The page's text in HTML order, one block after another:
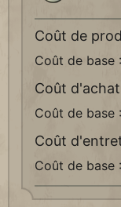
Coût de
Coût de base
Coût d'achat
Coût de base
Coût
Coût de base